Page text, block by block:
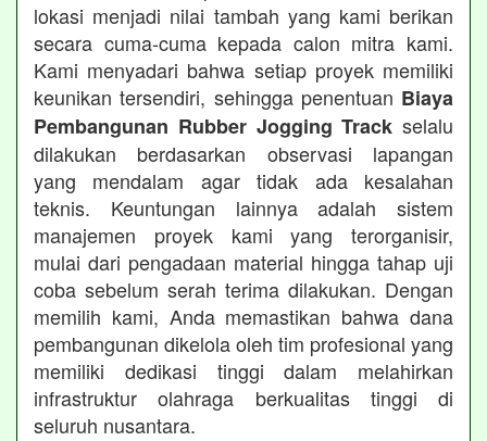
lokasi menjadi nilai tambah yang kami berikan
secara cuma-cuma kepada calon mitra kami.
Kami menyadari bahwa setiap proyek memiliki
keunikan tersendiri, sehingga penentuan Biaya
Pembangunan Rubber Jogging Track selalu
dilakukan berdasarkan observasi lapangan
yang mendalam agar tidak ada kesalahan
teknis. Keuntungan lainnya adalah sistem
manajemen proyek kami yang terorganisir,
mulai dari pengadaan material hingga tahap uji
coba sebelum serah terima dilakukan. Dengan
memilih kami, Anda memastikan bahwa dana
pembangunan dikelola oleh tim profesional yang
memiliki dedikasi tinggi dalam melahirkan
infrastruktur olahraga berkualitas tinggi di
seluruh nusantara.